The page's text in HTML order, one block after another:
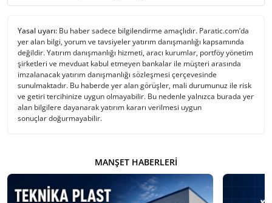
Yasal uyarı: Bu haber sadece bilgilendirme amaçlıdır. Paratic.com’da
yer alan bilgi, yorum ve tavsiyeler yatırım danışmanlığı kapsamında
değildir. Yatırım danışmanlığı hizmeti, aracı kurumlar, portföy yönetim
şirketleri ve mevduat kabul etmeyen bankalar ile müşteri arasında
imzalanacak yatırım danışmanlığı sözleşmesi çerçevesinde
sunulmaktadır. Bu haberde yer alan görüşler, mali durumunuz ile risk
ve getiri tercihinize uygun olmayabilir. Bu nedenle yalnızca burada yer
alan bilgilere dayanarak yatırım kararı verilmesi uygun
sonuçlar doğurmayabilir.
MANŞET HABERLERI